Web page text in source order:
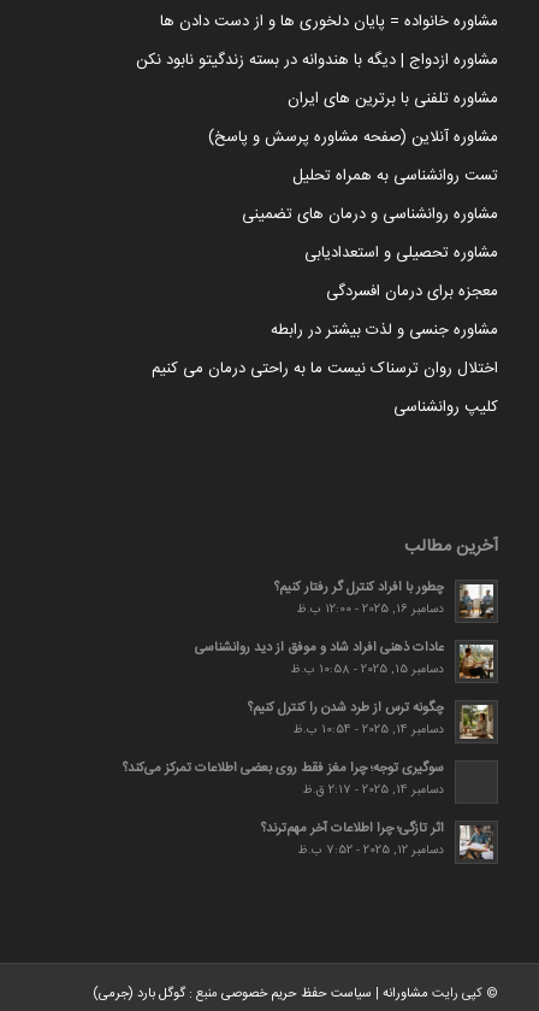
مشاوره خانواده = پایان دلخوری ها و از دست دادن ها
مشاوره ازدواج | دیگه با هندوانه در بسته زندگیتو نابود نکن
مشاوره تلفنی با برترین های ایران
مشاوره آنلاین (صفحه مشاوره پرسش و پاسخ)
تست روانشناسی به همراه تحلیل
مشاوره روانشناسی و درمان های تضمینی
مشاوره تحصیلی و استعدادیابی
معجزه برای درمان افسردگی
مشاوره جنسی و لذت بیشتر در رابطه
اختلال روان ترسناک نیست ما به راحتی درمان می کنیم
کلیپ روانشناسی
آخرین مطالب
چطور با افراد کنترل گر رفتار کنیم؟
دسامبر 16, 2025 - 12:00 ب.ظ
عادات ذهنی افراد شاد و موفق از دید روانشناسی
دسامبر 15, 2025 - 10:58 ب.ظ
چگونه ترس از طرد شدن را کنترل کنیم؟
دسامبر 14, 2025 - 10:54 ب.ظ
سوگیری توجه؛ چرا مغز فقط روی بعضی اطلاعات تمرکز می‌کند؟
دسامبر 14, 2025 - 2:17 ق.ظ
اثر تازگی؛ چرا اطلاعات آخر مهم‌ترند؟
دسامبر 12, 2025 - 7:52 ب.ظ
© کپی رایت مشاورانه| سیاست حفظ حریم خصوصیمنبع :گوگل بارد (جرمی)